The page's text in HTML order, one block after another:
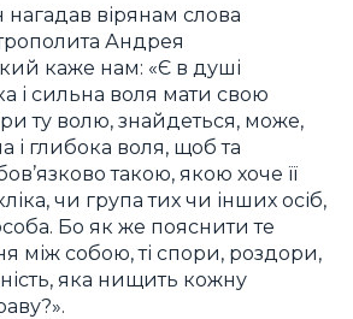
нагадав вірянам слова
Андрея
каже нам: «Є в душі
і сильна воля мати свою
ту волю, знайдеться, може,
і глибока воля, щоб та
такою, якою хоче її
чи група тих чи інших осіб,
Бо як же пояснити те
між собою, ті спори, роздори,
яка нищить кожну